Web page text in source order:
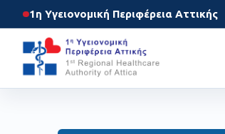
1η Υγειονομική Περιφέρεια Αττικής